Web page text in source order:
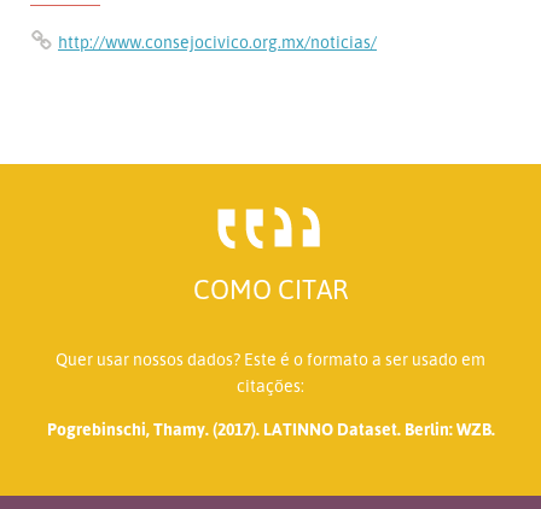
http://www.consejocivico.org.mx/noticias/
COMO CITAR
Quer usar nossos dados? Este é o formato a ser usado em
citações:
Pogrebinschi, Thamy. (2017). LATINNO Dataset. Berlin: WZB.